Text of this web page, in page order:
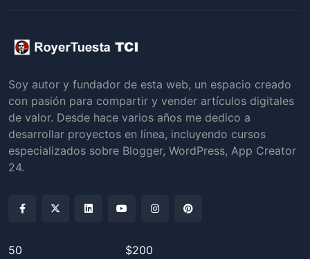
Soy autor y fundador de esta web, un espacio creado
con pasión para compartir y vender artículos digitales
de valor. Desde hace varios años me dedico a
desarrollar proyectos en línea, incluyendo cursos
especializados sobre Blogger, WordPress, App Creator
24.
50
$200